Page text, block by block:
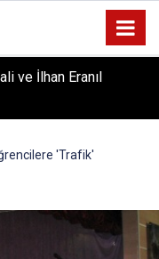
ve İlhan Eranıl
COŞKUSU: Kursiyerler
'Trafik'